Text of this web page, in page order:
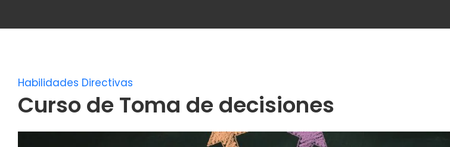
Habilidades Directivas
Curso de Toma de decisiones